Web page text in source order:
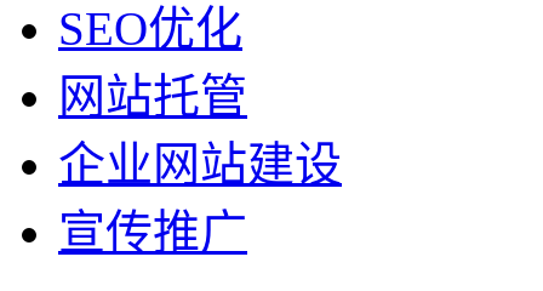
SEO优化
网站托管
企业网站建设
宣传推广